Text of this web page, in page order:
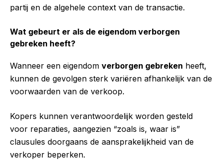
partij en de algehele context van de transactie.
Wat gebeurt er als de eigendom verborgen
gebreken heeft?
Wanneer een eigendom verborgen gebreken heeft,
kunnen de gevolgen sterk variëren afhankelijk van de
voorwaarden van de verkoop.
Kopers kunnen verantwoordelijk worden gesteld
voor reparaties, aangezien “zoals is, waar is”
clausules doorgaans de aansprakelijkheid van de
verkoper beperken.